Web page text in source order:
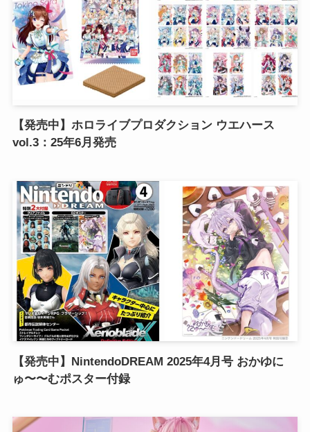
【発売中】ホロライブプロダクション ウエハース
vol.3：25年6月発売
【発売中】NintendoDREAM 2025年4月号 おかゆに
ゅ〜〜むポスター付録